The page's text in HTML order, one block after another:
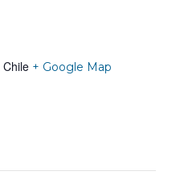
Chile + Google Map